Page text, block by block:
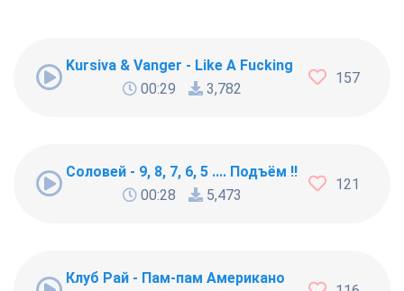
Kursiva & Vanger - Like A Fucking Newbie
00:29
3,782
157
Соловей - 9, 8, 7, 6, 5 .... Подъём !!!
00:28
5,473
121
Клуб Рай - Пам-пам Американо